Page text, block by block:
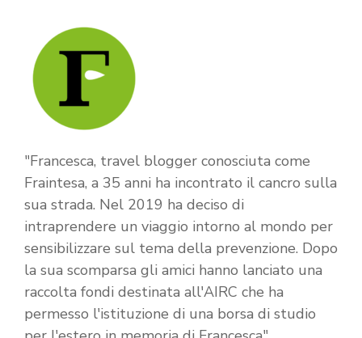
"Francesca, travel blogger conosciuta come
Fraintesa, a 35 anni ha incontrato il cancro sulla
sua strada. Nel 2019 ha deciso di
intraprendere un viaggio intorno al mondo per
sensibilizzare sul tema della prevenzione. Dopo
la sua scomparsa gli amici hanno lanciato una
raccolta fondi destinata all'AIRC che ha
permesso l'istituzione di una borsa di studio